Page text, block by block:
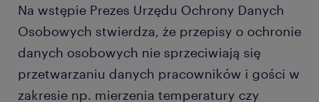
Na wstępie Prezes Urzędu Ochrony Danych
Osobowych stwierdza, że przepisy o ochronie
danych osobowych nie sprzeciwiają się
przetwarzaniu danych pracowników i gości w
zakresie np. mierzenia temperatury czy